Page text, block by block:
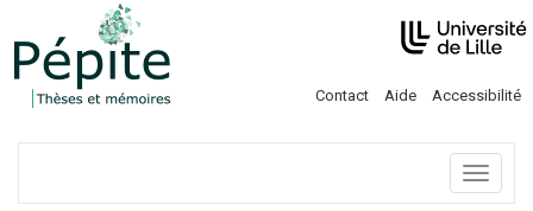
Contact Aide Accessibilité
Menu